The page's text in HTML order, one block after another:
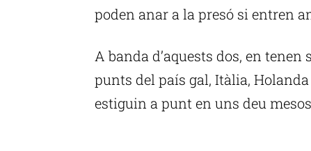
poden anar a la presó si entren
A banda d’aquests dos, en
punts del país gal, Itàlia,
estiguin a punt en uns deu